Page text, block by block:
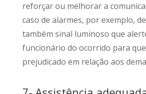
reforçar ou melhorar a
caso de alarmes, por exemplo,
também sinal luminoso que
funcionário do ocorrido para
prejudicado em relação aos